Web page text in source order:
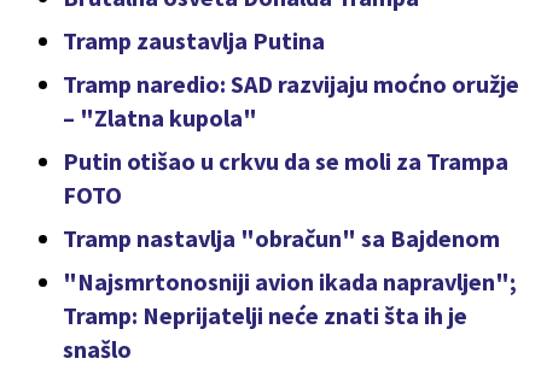
Tramp zaustavlja Putina
Tramp naredio: SAD razvijaju moćno oružje
– "Zlatna kupola"
Putin otišao u crkvu da se moli za Trampa
FOTO
Tramp nastavlja "obračun" sa Bajdenom
"Najsmrtonosniji avion ikada napravljen";
Tramp: Neprijatelji neće znati šta ih je
snašlo